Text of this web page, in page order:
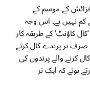
کے موسم کے
کم نہیں ہے۔ اس وجہ
کاؤنٹ’ کے طریقہ کار
نر پرندے کال کرتے
کرنے والے پرندوں کی
ہوئے کہ ایک نر